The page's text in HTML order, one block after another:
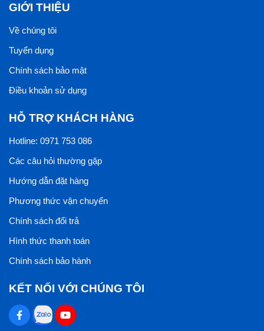
GIỚI THIỆU
Về chúng tôi
Tuyển dụng
Chính sách bảo mật
Điều khoản sử dụng
HỖ TRỢ KHÁCH HÀNG
Hotline: 0971 753 086
Các câu hỏi thường gặp
Hướng dẫn đặt hàng
Phương thức vận chuyển
Chính sách đổi trả
Hình thức thanh toán
Chính sách bảo hành
KẾT NỐI VỚI CHÚNG TÔI